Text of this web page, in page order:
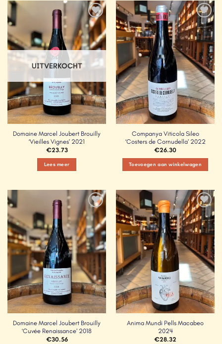
Add to
Wishlist
UITVERKOCHT
Domaine Marcel Joubert Brouilly
‘Vieilles Vignes’ 2021
€23.73
Lees meer
Add to
Wishlist
Companya Viticola Sileo
‘Costers de Cornudella’ 2022
€26.30
Toevoegen aan winkelwagen
Add to
Wishlist
Domaine Marcel Joubert Brouilly
‘Cuvée Renaissance’ 2018
€30.56
Add to
Wishlist
Anima Mundi Pells Macabeo
2024
€28.32